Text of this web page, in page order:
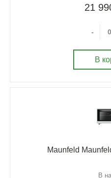
21
-
В
Maunfeld
В